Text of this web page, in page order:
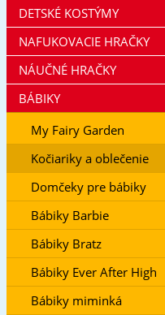
DETSKÉ KOSTÝMY
NAFUKOVACIE HRAČKY
NÁUČNÉ HRAČKY
BÁBIKY
My Fairy Garden
Kočiariky a oblečenie
Domčeky pre bábiky
Bábiky Barbie
Bábiky Bratz
Bábiky Ever After High
Bábiky miminká